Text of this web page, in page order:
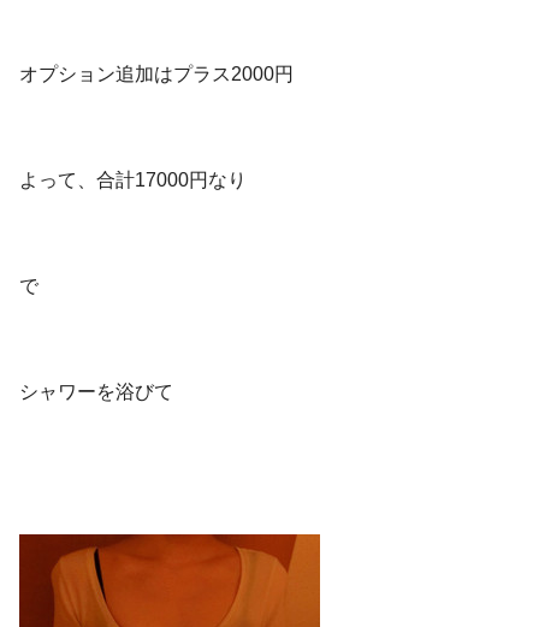
オプション追加はプラス2000円
よって、合計17000円なり
で
シャワーを浴びて